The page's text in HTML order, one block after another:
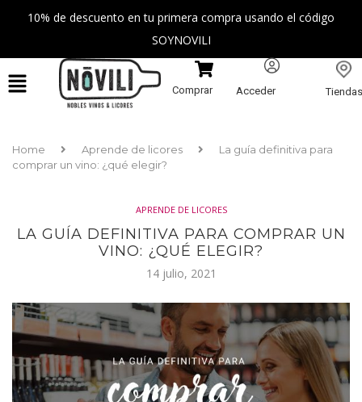
10% de descuento en tu primera compra usando el código
SOYNOVILI
Comprar Acceder Tiendas
Home Aprende de licores
La guía definitiva para
comprar un vino: ¿qué elegir?
APRENDE DE LICORES
LA GUÍA DEFINITIVA PARA COMPRAR UN
VINO: ¿QUÉ ELEGIR?
14 julio, 2021